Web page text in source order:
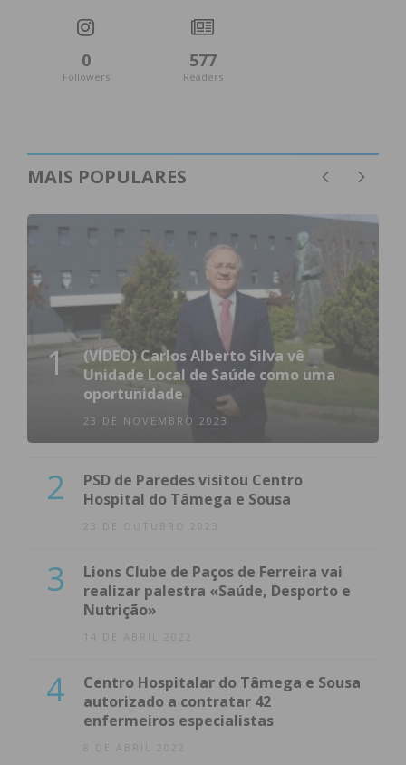
0
Followers
577
Readers
MAIS POPULARES
1
(VÍDEO) Carlos Alberto Silva vê
Unidade Local de Saúde como uma
oportunidade
23 DE NOVEMBRO 2023
2
PSD de Paredes visitou Centro
Hospital do Tâmega e Sousa
23 DE OUTUBRO 2023
3
Lions Clube de Paços de Ferreira vai
realizar palestra «Saúde, Desporto e
Nutrição»
14 DE ABRIL 2022
4
Centro Hospitalar do Tâmega e Sousa
autorizado a contratar 42
enfermeiros especialistas
8 DE ABRIL 2022